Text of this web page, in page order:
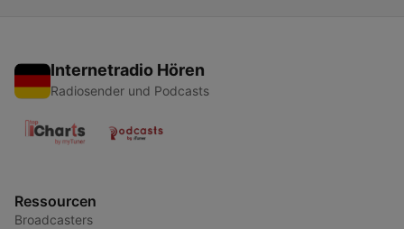
Internetradio Hören
Radiosender und Podcasts
Ressourcen
Broadcasters